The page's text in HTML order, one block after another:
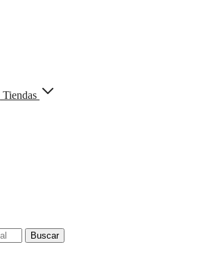
Tiendas
Buscar